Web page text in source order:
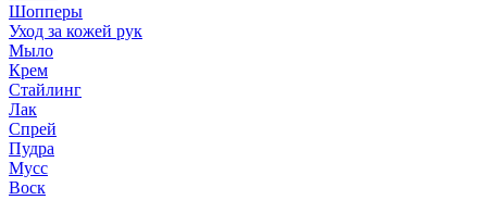
Шопперы
Уход за кожей рук
Мыло
Крем
Стайлинг
Лак
Спрей
Пудра
Мусс
Воск